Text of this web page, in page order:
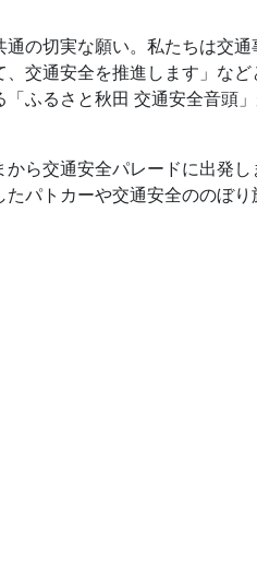
の切実な願い。私たちは交
交通安全を推進します」など
ふるさと秋田 交通安全音頭
ら交通安全パレードに出発
パトカーや交通安全ののぼり